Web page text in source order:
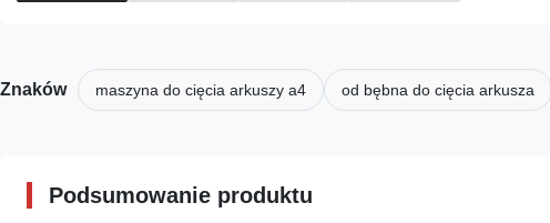
Znaków maszyna do cięcia arkuszy a4 od bębna do cięcia arkusza
Podsumowanie produktu